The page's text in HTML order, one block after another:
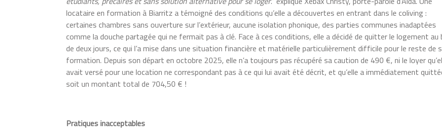
locataire en formation à Biarritz a témoigné des conditions qu’elle a découvertes en entrant dans le coliving :
certaines chambres sans ouverture sur l’extérieur, aucune isolation phonique, des parties communes inadaptées
comme la douche partagée qui ne fermait pas à clé. Face à ces conditions, elle a décidé de quitter le logement au
de deux jours, ce qui l’a mise dans une situation financière et matérielle particulièrement difficile pour le reste de
formation. Depuis son départ en octobre 2025, elle n’a toujours pas récupéré sa caution de 490 €, ni le loyer
avait versé pour une location ne correspondant pas à ce qui lui avait été décrit, et qu’elle a immédiatement
soit un montant total de 704,50 € !
Pratiques inacceptables